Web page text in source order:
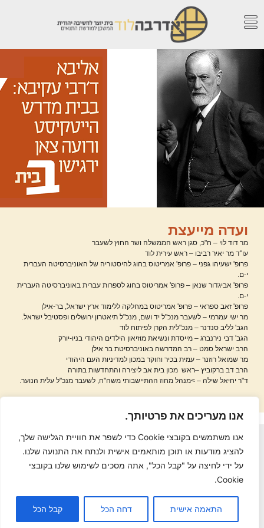
אנו מעריכים את פרטיותך.
אנו משתמשים בקובצי Cookie כדי לשפר את חוויית הגלישה שלך,
להציג מודעות או תוכן מותאמים אישית ולנתח את התנועה שלנו.
על ידי לחיצה על "קבל הכל", אתה מסכים לשימוש שלנו בקובצי
Cookie.
התאמה אישית דחה הכל קבל הכל
ועדה מייעצת
מר דוד לוי – ח"כ, סגן ראש הממשלה ושר החוץ לשעבר
עו"ד מר יאיר רביבו – ראש עירית לוד
פרופ' ישעיהו גפני – פרופ' אמריטוס בחוג להיסטוריה של האוניברסיטה העברית
י-ם.
פרופ' אביגדור שנאן – פרופ' אמריטוס בחוג לספרות עברית באוניברסיטה העברית
י-ם.
פרופ' זאב ספראי – פרופ' אמריטוס במחלקה ללימוד ארץ ישראל, בר-אילן
מר ישי עמרמי – לשעבר מנכ"ל יד ושם, מנכ"ל תיאטרון ירושלים ופסטיבל ישראל.
הגב' לליב סנדנר – מנכ"לית הקרן לפיתוח לוד
הגב' דבי נירנברג – מייסדת ונשיאת מוזיאון הילדים היהודי בניו-יורק
הרב ישראל סמט – רב המדרשה באוניברסיטת בר אילן
מר שמואל רוזנר – עמית בכיר וחוקר במכון למדיניות העם היהודי
הרב דב ברקוביץ –ראש מכון בית אב ליצירה והתחדשות בתורה
ד"ר יחיאל שילה – >מנהל מחוז ההתיישבותי משה"ח, לשעבר מנכ"ל עלית הנוער.